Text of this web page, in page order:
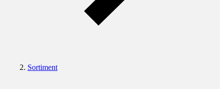
Sortiment